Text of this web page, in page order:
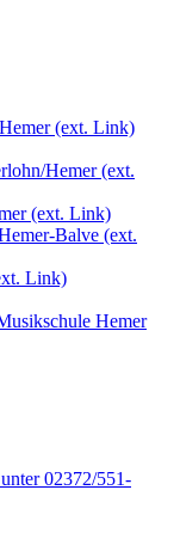
(ext. Link)
Hemer (ext.
(ext. Link)
Balve (ext.
Link)
02372/551-